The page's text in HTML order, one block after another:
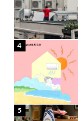
4
5